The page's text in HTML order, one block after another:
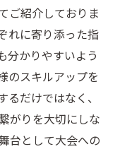
ご紹介しておりま
れに寄り添った指
分かりやすいよう
のスキルアップを
だけではなく、
がりを大切にしな
台として大会への